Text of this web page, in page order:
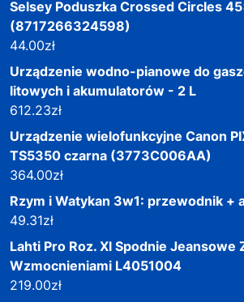
Selsey Poduszka Crossed Circles
(8717266324598)
44.00zł
Urządzenie wodno-pianowe do
litowych i akumulatorów - 2 L
612.23zł
Urządzenie wielofunkcyjne Canon
TS5350 czarna (3773C006AA)
364.00zł
Rzym i Watykan 3w1: przewodnik +
49.31zł
Lahti Pro Roz. Xl Spodnie Jeansowe
Wzmocnieniami L4051004
219.00zł